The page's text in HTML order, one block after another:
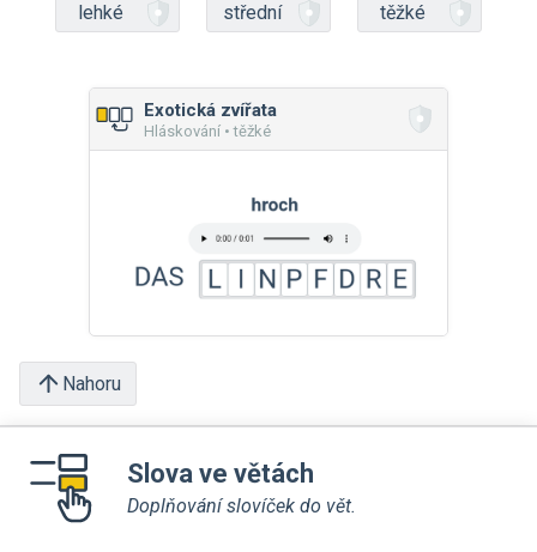
lehké
střední těžké
Exotická zvířata
Hláskování • těžké
Nahoru
Slova ve větách
Doplňování slovíček do vět.